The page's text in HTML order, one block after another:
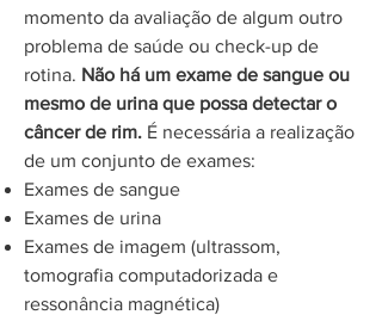
momento da avaliação de algum outro
problema de saúde ou check-up de
rotina. Não há um exame de sangue ou
mesmo de urina que possa detectar o
câncer de rim. É necessária a realização
de um conjunto de exames:
Exames de sangue
Exames de urina
Exames de imagem (ultrassom,
tomografia computadorizada e
ressonância magnética)